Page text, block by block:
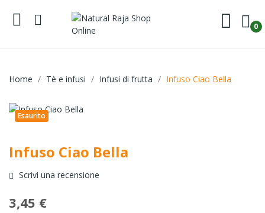
0
Home Tè e infusi Infusi di frutta Infuso Ciao Bella
Esaurito
Infuso Ciao Bella
Scrivi una recensione
3,45 €